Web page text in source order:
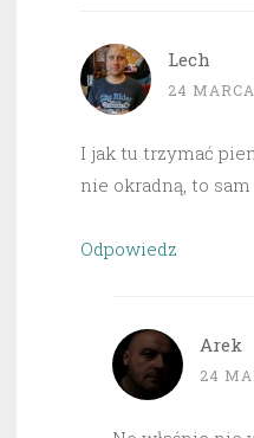
Lech
24
I jak tu trzymać
nie okradną, to
Odpowiedz
Arek
24